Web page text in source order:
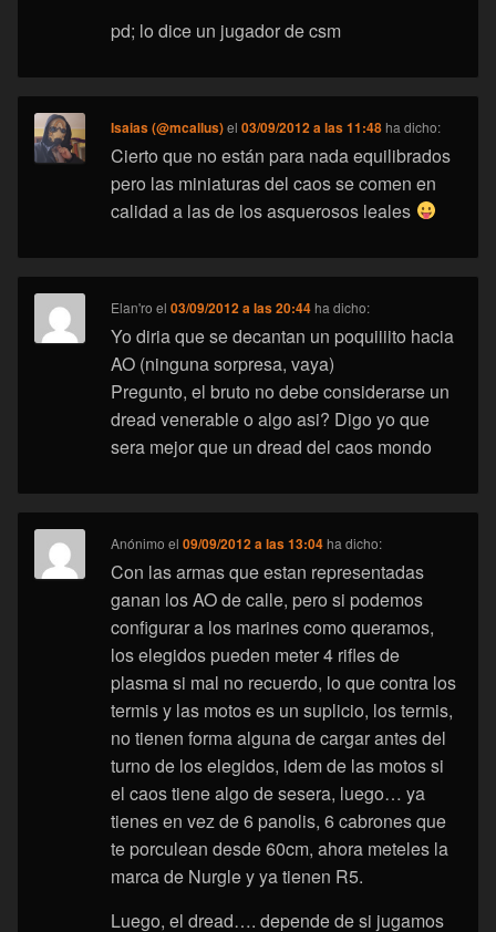
pd; lo dice un jugador de csm
Isaias (@mcallus)el03/09/2012 a las 11:48 ha dicho:
Cierto que no están para nada equilibrados
pero las miniaturas del caos se comen en
calidad a las de los asquerosos leales
Elan'ro el03/09/2012 a las 20:44 ha dicho:
Yo diria que se decantan un poquiiiito hacia
AO (ninguna sorpresa, vaya)
Pregunto, el bruto no debe considerarse un
dread venerable o algo asi? Digo yo que
sera mejor que un dread del caos mondo
Anónimo el09/09/2012 a las 13:04 ha dicho:
Con las armas que estan representadas
ganan los AO de calle, pero si podemos
configurar a los marines como queramos,
los elegidos pueden meter 4 rifles de
plasma si mal no recuerdo, lo que contra los
termis y las motos es un suplicio, los termis,
no tienen forma alguna de cargar antes del
turno de los elegidos, idem de las motos si
el caos tiene algo de sesera, luego… ya
tienes en vez de 6 panolis, 6 cabrones que
te porculean desde 60cm, ahora meteles la
marca de Nurgle y ya tienen R5.
Luego, el dread…. depende de si jugamos